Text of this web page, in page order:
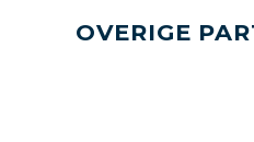
OVERIGE